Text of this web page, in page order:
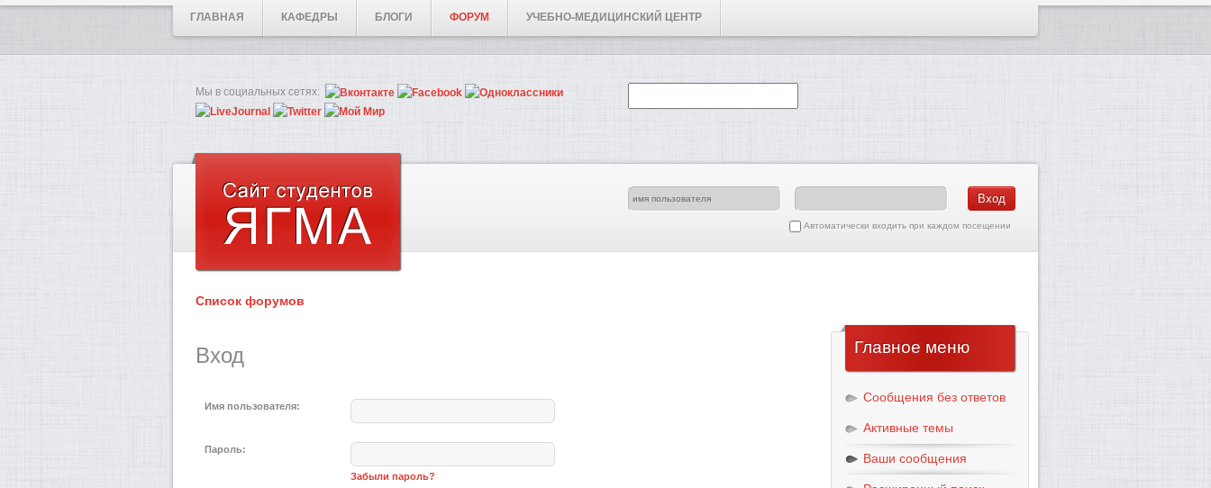
ГЛАВНАЯ КАФЕДРЫ БЛОГИ ФОРУМ УЧЕБНО-МЕДИЦИНСКИЙ ЦЕНТР
Мы в социальных сетях:
Автоматически входить при каждом посещении
Список форумов
Вход
Имя пользователя:
Пароль:
Забыли пароль?
Главное меню
Сообщения без ответов
Активные темы
Ваши сообщения